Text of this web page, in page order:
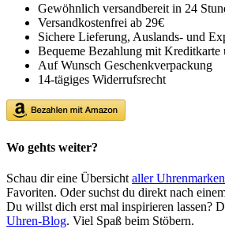
Gewöhnlich versandbereit in 24
Versandkostenfrei ab 29€
Sichere Lieferung, Auslands- und
Bequeme Bezahlung mit Kreditkarte
Auf Wunsch Geschenkverpackung
14-tägiges Widerrufsrecht
Wo gehts weiter?
Schau dir eine Übersicht aller Uhrenmarken
Favoriten. Oder suchst du direkt nach
Du willst dich erst mal inspirieren lassen?
Uhren-Blog. Viel Spaß beim Stöbern.